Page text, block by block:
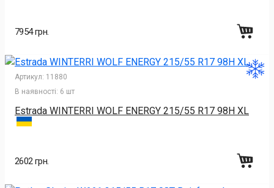
7954 грн.
Артикул: 11880
В наявності: 6 шт
Estrada WINTERRI WOLF ENERGY 215/55 R17 98H XL
2602 грн.